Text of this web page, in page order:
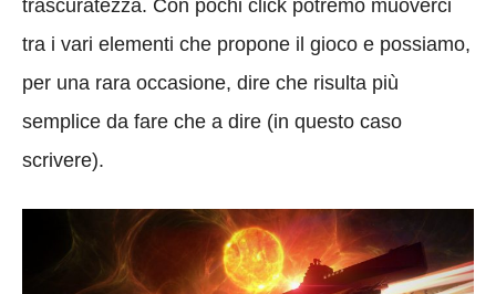
trascuratezza. Con pochi click potremo muoverci
tra i vari elementi che propone il gioco e possiamo,
per una rara occasione, dire che risulta più
semplice da fare che a dire (in questo caso
scrivere).